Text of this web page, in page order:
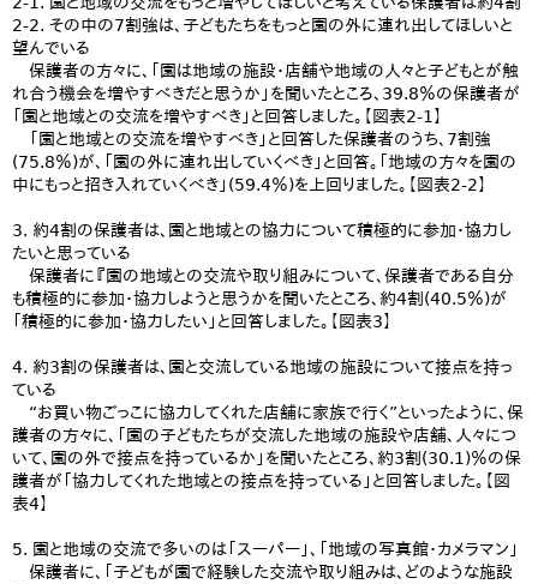
2-2. その中の7割強は、子どもたちをもっと園の外に連れ出してほしいと
望んでいる
保護者の方々に、「園は地域の施設・店舗や地域の人々と子どもとが触
れ合う機会を増やすべきだと思うか」を聞いたところ、39.8％の保護者が
「園と地域との交流を増やすべき」と回答しました。【図表2-1】
「園と地域との交流を増やすべき」と回答した保護者のうち、7割強
(75.8％)が、「園の外に連れ出していくべき」と回答。「地域の方々を園の
中にもっと招き入れていくべき」(59.4％)を上回りました。【図表2-2】
3. 約4割の保護者は、園と地域との協力について積極的に参加・協力し
たいと思っている
保護者に『園の地域との交流や取り組みについて、保護者である自分
も積極的に参加・協力しようと思うかを聞いたところ、約4割(40.5％)が
「積極的に参加・協力したい」と回答しました。【図表3】
4. 約3割の保護者は、園と交流している地域の施設について接点を持っ
ている
“お買い物ごっこに協力してくれた店舗に家族で行く”といったように、保
護者の方々に、「園の子どもたちが交流した地域の施設や店舗、人々につ
いて、園の外で接点を持っているか」を聞いたところ、約3割(30.1)％の保
護者が「協力してくれた地域との接点を持っている」と回答しました。【図
表4】
5. 園と地域の交流で多いのは「スーパー」、「地域の写真館・カメラマン」
保護者に、「子どもが園で経験した交流や取り組みは、どのような施設